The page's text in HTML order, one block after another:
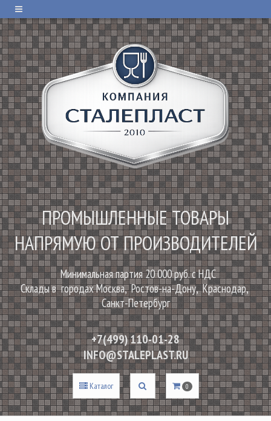
ПРОМЫШЛЕННЫЕ ТОВАРЫ
НАПРЯМУЮ ОТ ПРОИЗВОДИТЕЛЕЙ
Минимальная партия 20 000 руб. с НДС
Склады в городах Москва, Ростов-на-Дону, Краснодар,
Санкт-Петербург
+7(499) 110-01-28
INFO@STALEPLAST.RU
Каталог 0